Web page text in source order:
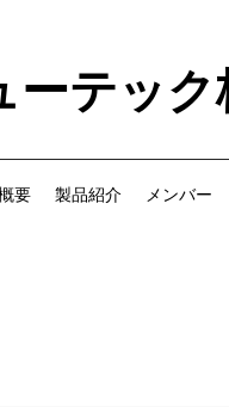
ーテッ
要 製品紹介 メンバー